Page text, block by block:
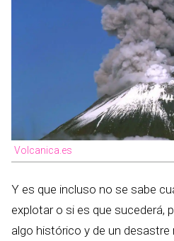
Volcanica.es
Y es que incluso no se sabe
explotar o si es que sucederá,
algo histórico y de un